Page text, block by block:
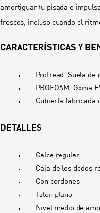
amortiguar tu pisada e
frescos, incluso cuando el
CARACTERÍSTICAS Y
Protread: Suela de
PROFOAM: Goma
Cubierta fabricada
DETALLES
Calce regular
Caja de los dedos
Con cordones
Talón plano
Nivel medio de